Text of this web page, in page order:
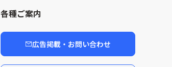
各種ご案内
広告掲載・お問い合わせ